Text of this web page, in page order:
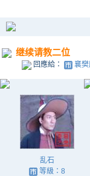
继续请教二位
回應給： 襄樊
乱石
等級：8